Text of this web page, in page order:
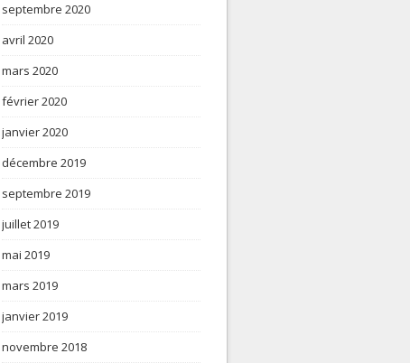
septembre 2020
avril 2020
mars 2020
février 2020
janvier 2020
décembre 2019
septembre 2019
juillet 2019
mai 2019
mars 2019
janvier 2019
novembre 2018